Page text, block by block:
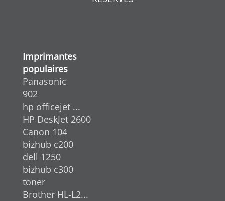
Imprimantes
populaires
Panasonic
902
hp officejet ...
HP DeskJet 2600
Canon 104
bizhub c200
dell 1250
bizhub c300
toner
Brother HL-L2...